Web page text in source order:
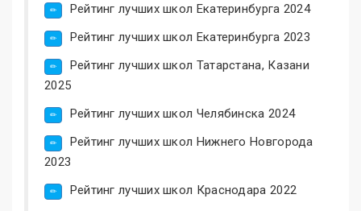
Рейтинг лучших школ Екатеринбурга 2024
Рейтинг лучших школ Екатеринбурга 2023
Рейтинг лучших школ Татарстана, Казани
2025
Рейтинг лучших школ Челябинска 2024
Рейтинг лучших школ Нижнего Новгорода
2023
Рейтинг лучших школ Краснодара 2022